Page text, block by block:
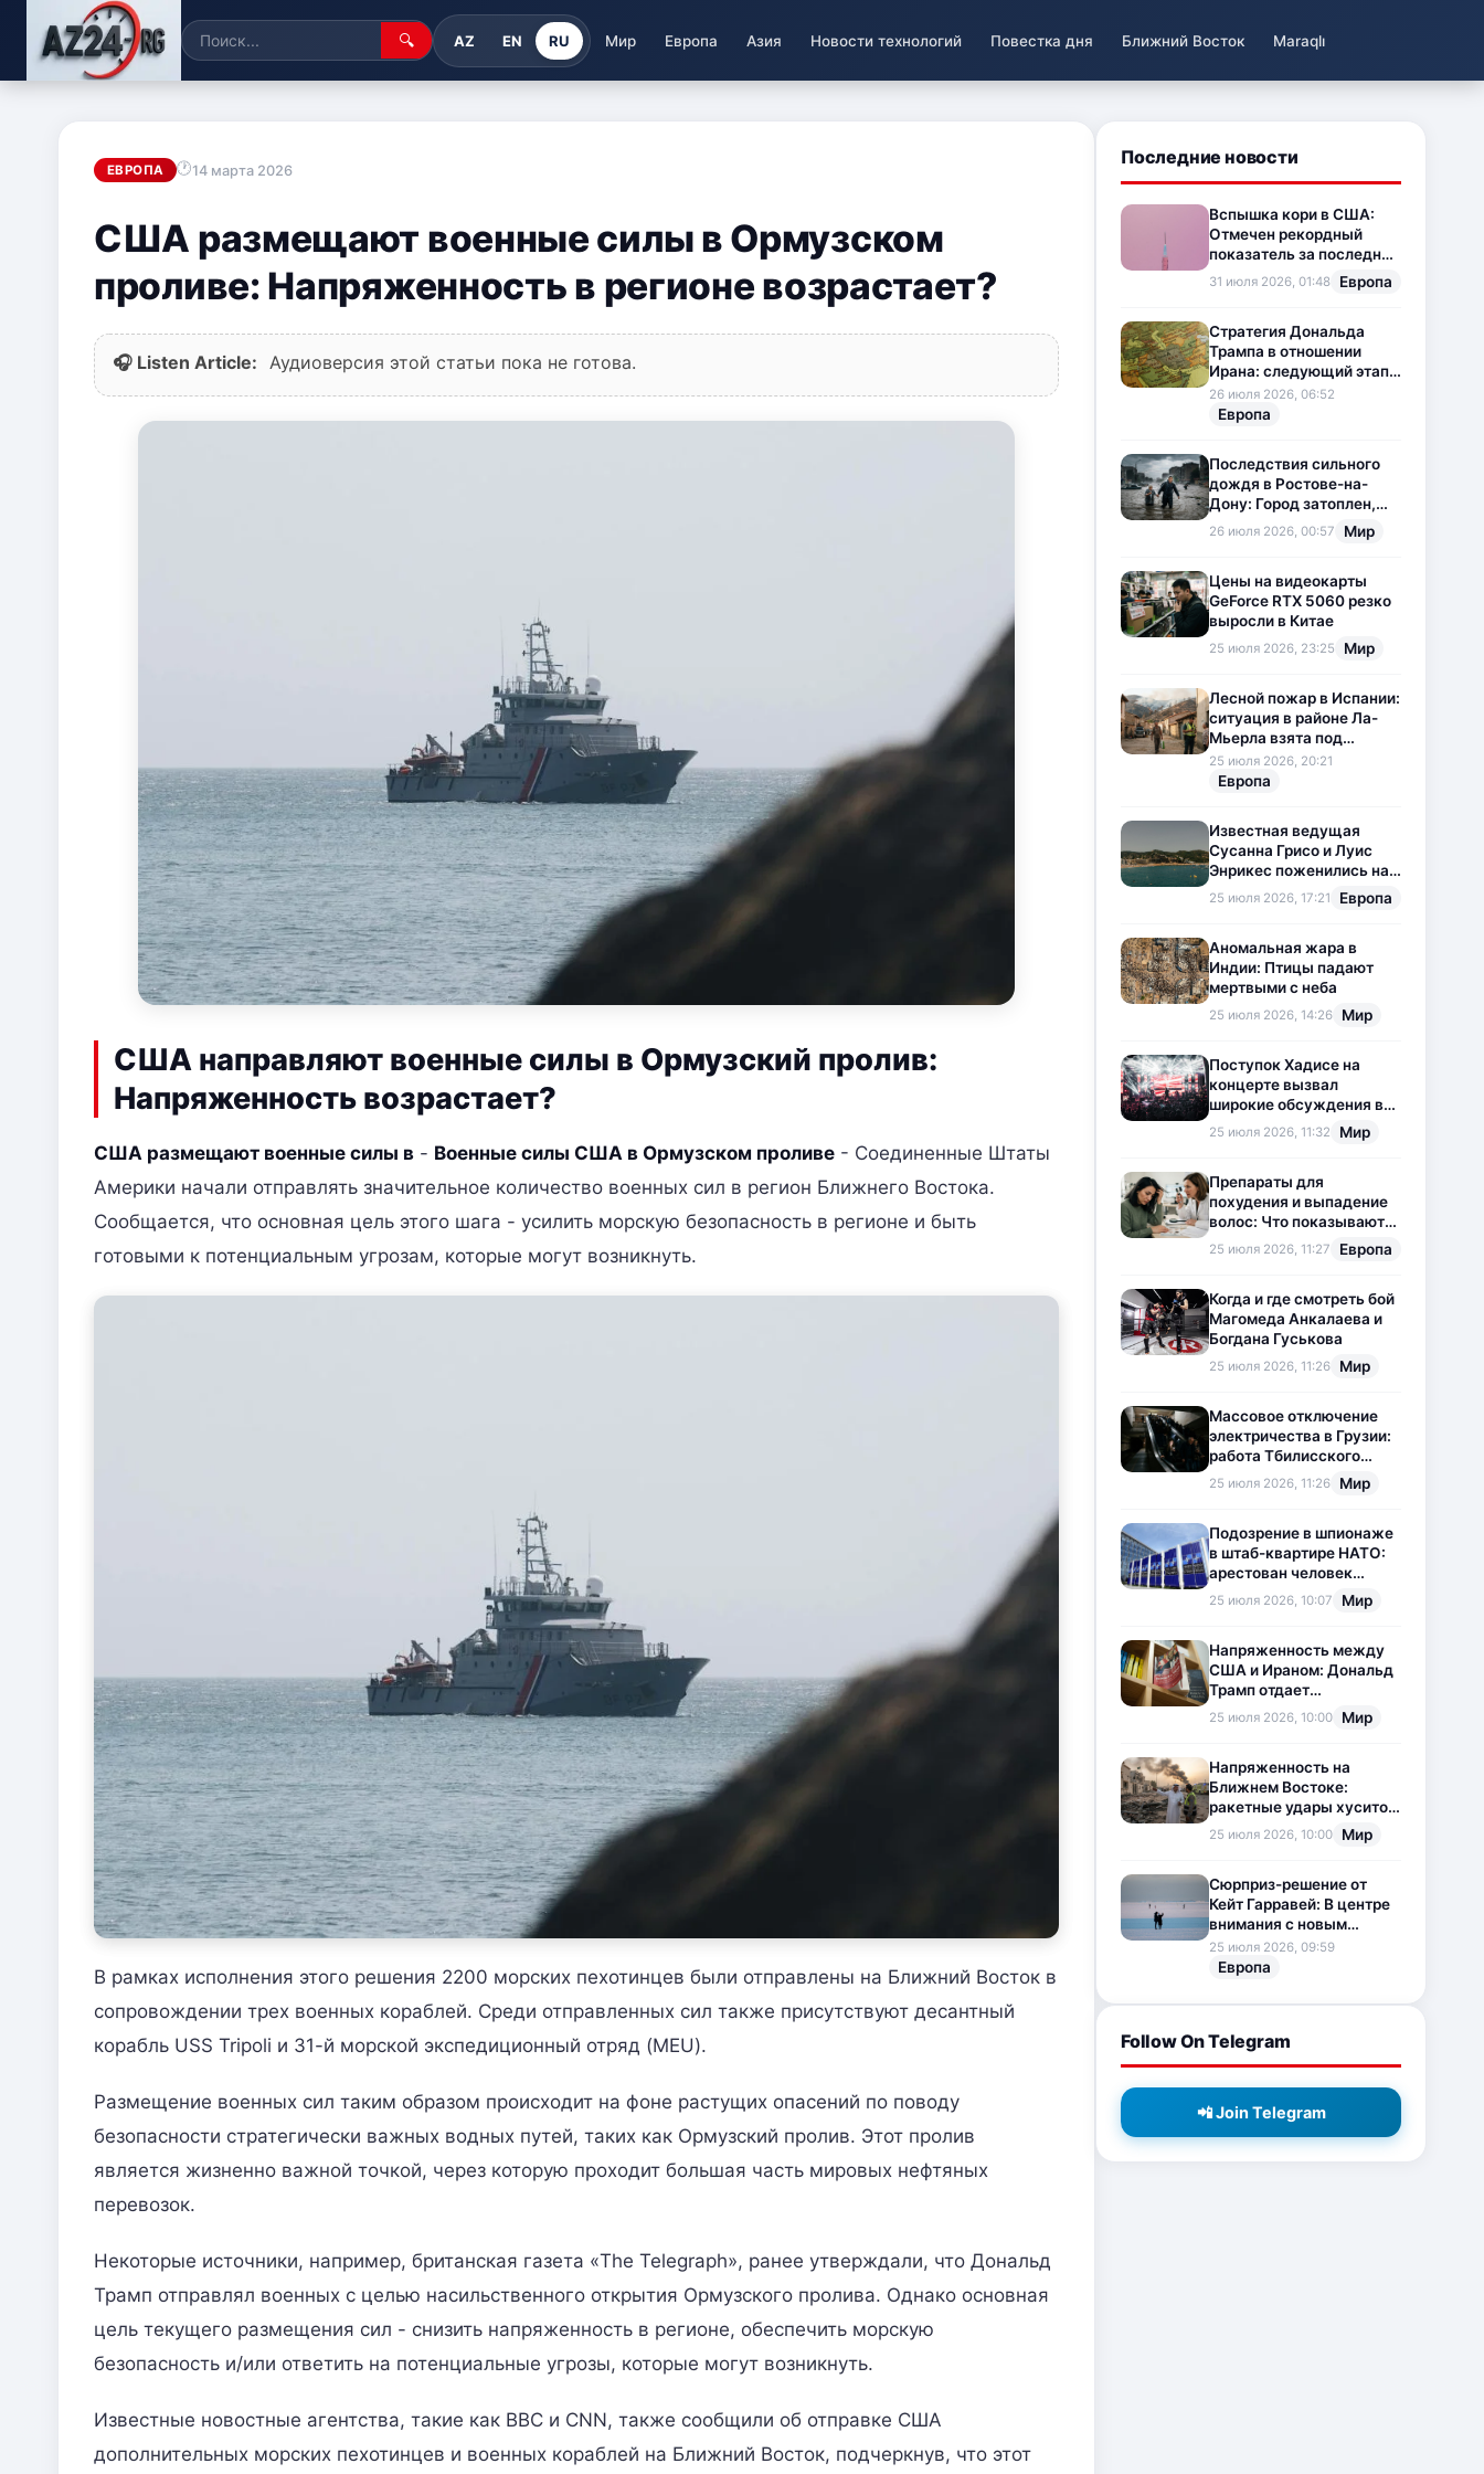
🔍 AZ EN RU Мир Европа Азия Новости технологий Повестка дня Ближний Восток Maraqlı
ЕВРОПА 14 марта 2026
США размещают военные силы в Ормузском
проливе: Напряженность в регионе возрастает?
🎧 Listen Article: Аудиоверсия этой статьи пока не готова.
США направляют военные силы в Ормузский пролив:
Напряженность возрастает?
США размещают военные силы в - Военные силы США в Ормузском проливе - Соединенные Штаты
Америки начали отправлять значительное количество военных сил в регион Ближнего Востока.
Сообщается, что основная цель этого шага - усилить морскую безопасность в регионе и быть
готовыми к потенциальным угрозам, которые могут возникнуть.
В рамках исполнения этого решения 2200 морских пехотинцев были отправлены на Ближний Восток в
сопровождении трех военных кораблей. Среди отправленных сил также присутствуют десантный
корабль USS Tripoli и 31-й морской экспедиционный отряд (MEU).
Размещение военных сил таким образом происходит на фоне растущих опасений по поводу
безопасности стратегически важных водных путей, таких как Ормузский пролив. Этот пролив
является жизненно важной точкой, через которую проходит большая часть мировых нефтяных
перевозок.
Некоторые источники, например, британская газета «The Telegraph», ранее утверждали, что Дональд
Трамп отправлял военных с целью насильственного открытия Ормузского пролива. Однако основная
цель текущего размещения сил - снизить напряженность в регионе, обеспечить морскую
безопасность и/или ответить на потенциальные угрозы, которые могут возникнуть.
Известные новостные агентства, такие как BBC и CNN, также сообщили об отправке США
дополнительных морских пехотинцев и военных кораблей на Ближний Восток, подчеркнув, что этот
Последние новости
Вспышка кори в США:
Отмечен рекордный
показатель за последние
35 лет
31 июля 2026, 01:48 Европа
Стратегия Дональда
Трампа в отношении
Ирана: следующий этап
напряженности на
Ближнем Востоке
26 июля 2026, 06:52
Европа
Последствия сильного
дождя в Ростове-на-
Дону: Город затоплен,
свет отключен
26 июля 2026, 00:57 Мир
Цены на видеокарты
GeForce RTX 5060 резко
выросли в Китае
25 июля 2026, 23:25 Мир
Лесной пожар в Испании:
ситуация в районе Ла-
Мьерла взята под
контроль
25 июля 2026, 20:21
Европа
Известная ведущая
Сусанна Грисо и Луис
Энрикес поженились на
Коста-Браве
25 июля 2026, 17:21 Европа
Аномальная жара в
Индии: Птицы падают
мертвыми с неба
25 июля 2026, 14:26 Мир
Поступок Хадисе на
концерте вызвал
широкие обсуждения в
социальных сетях
25 июля 2026, 11:32 Мир
Препараты для
похудения и выпадение
волос: Что показывают
новые исследования?
25 июля 2026, 11:27 Европа
Когда и где смотреть бой
Магомеда Анкалаева и
Богдана Гуськова
25 июля 2026, 11:26 Мир
Массовое отключение
электричества в Грузии:
работа Тбилисского
метрополитена
приостановлена
25 июля 2026, 11:26 Мир
Подозрение в шпионаже
в штаб-квартире НАТО:
арестован человек
китайского
происхождения
25 июля 2026, 10:07 Мир
Напряженность между
США и Ираном: Дональд
Трамп отдает
предпочтение
дипломатии
25 июля 2026, 10:00 Мир
Напряженность на
Ближнем Востоке:
ракетные удары хуситов
по Саудовской Аравии
загоняют ситуацию в
25 июля 2026, 10:00 Мир
Сюрприз-решение от
Кейт Гарравей: В центре
внимания с новым
любовным
приключением
25 июля 2026, 09:59
Европа
Follow On Telegram
📲 Join Telegram